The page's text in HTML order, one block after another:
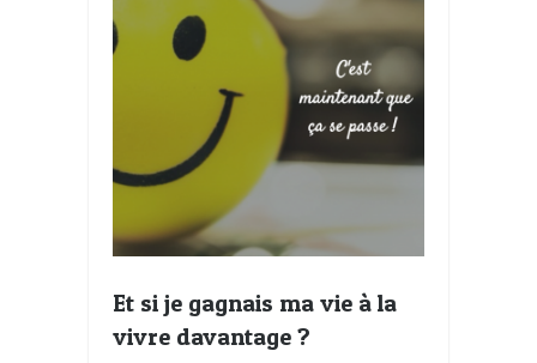
Et si je gagnais ma vie à la
vivre davantage ?